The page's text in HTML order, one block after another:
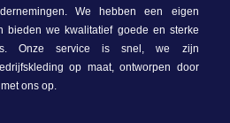
We hebben een eigen
bieden we kwalitatief goede en sterke
Onze service is snel, we zijn
op maat, ontworpen door
ons op.